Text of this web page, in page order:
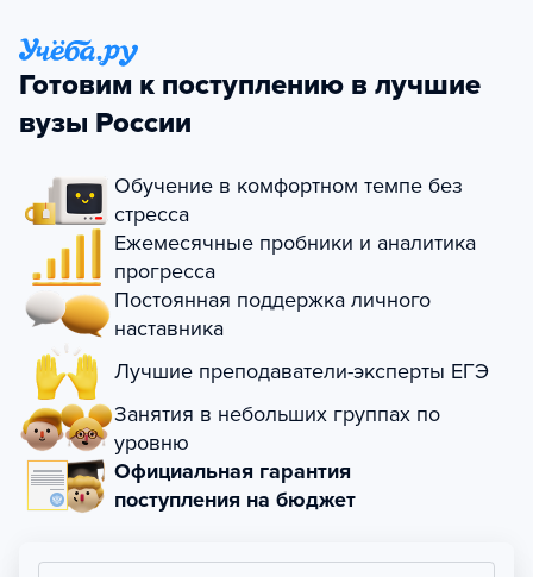
Готовим к поступлению в лучшие
вузы России
Обучение в комфортном темпе без
стресса
Ежемесячные пробники и аналитика
прогресса
Постоянная поддержка личного
наставника
Лучшие преподаватели-эксперты ЕГЭ
Занятия в небольших группах по
уровню
Официальная гарантия
поступления на бюджет